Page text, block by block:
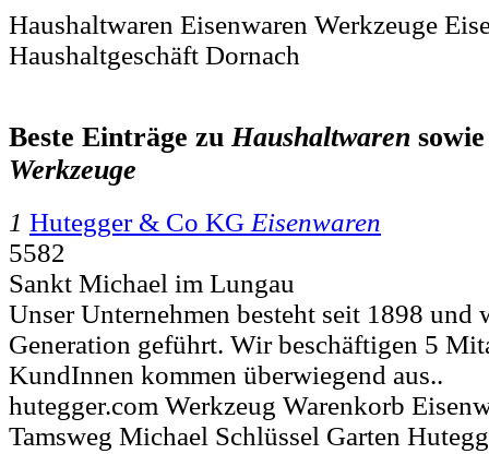
Haushaltwaren Eisenwaren Werkzeuge
Haushaltgeschäft Dornach
Beste Einträge zuHaushaltwaren
Werkzeuge
1 Hutegger & Co KG Eisenwaren
5582
Sankt Michael im Lungau
Unser Unternehmen besteht seit 1898 und
Generation geführt. Wir beschäftigen 5
KundInnen kommen überwiegend aus..
hutegger.com Werkzeug Warenkorb
Tamsweg Michael Schlüssel Garten